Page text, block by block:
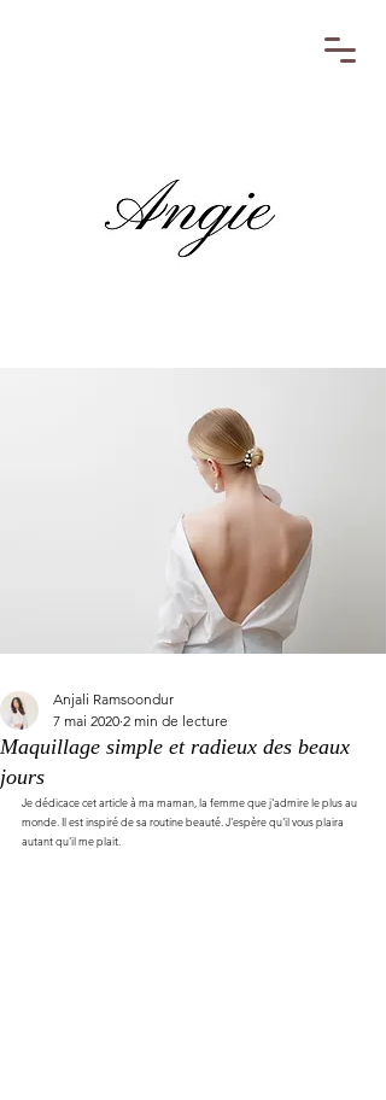
Maquillage simple et radieux des beaux
jours
Anjali Ramsoondur
7 mai 2020 2 min de lecture
Je dédicace cet article à ma maman, la femme que j'admire le plus au
monde. Il est inspiré de sa routine beauté. J'espère qu'il vous plaira
autant qu'il me plait.